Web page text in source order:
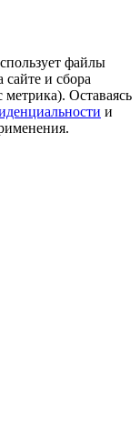
файлы
и сбора
Оставаясь
и